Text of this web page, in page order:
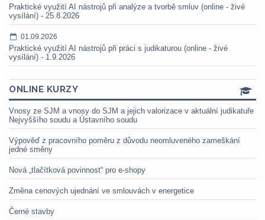
Praktické využití AI nástrojů při analýze a tvorbě smluv (online - živé
vysílání) - 25.8.2026
01.09.2026
Praktické využití AI nástrojů při práci s judikaturou (online - živé
vysílání) - 1.9.2026
ONLINE KURZY
Vnosy ze SJM a vnosy do SJM a jejich valorizace v aktuální judikatuře
Nejvyššího soudu a Ústavního soudu
Výpověď z pracovního poměru z důvodu neomluveného zameškání
jedné směny
Nová „tlačítková povinnost“ pro e-shopy
Změna cenových ujednání ve smlouvách v energetice
Černé stavby